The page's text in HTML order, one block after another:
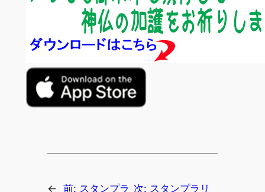
← 前: スタンプラ 次: スタンプラリ